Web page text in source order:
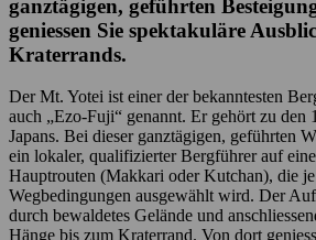
ganztägigen, geführten
geniessen Sie spektakuläre
Kraterrands.
Der Mt. Yotei ist einer der bekanntesten
auch „Ezo-Fuji“ genannt. Er gehört zu den
Japans. Bei dieser ganztägigen, geführten
ein lokaler, qualifizierter Bergführer auf
Hauptrouten (Makkari oder Kutchan), die
Wegbedingungen ausgewählt wird. Der
durch bewaldetes Gelände und
Hänge bis zum Kraterrand. Von dort